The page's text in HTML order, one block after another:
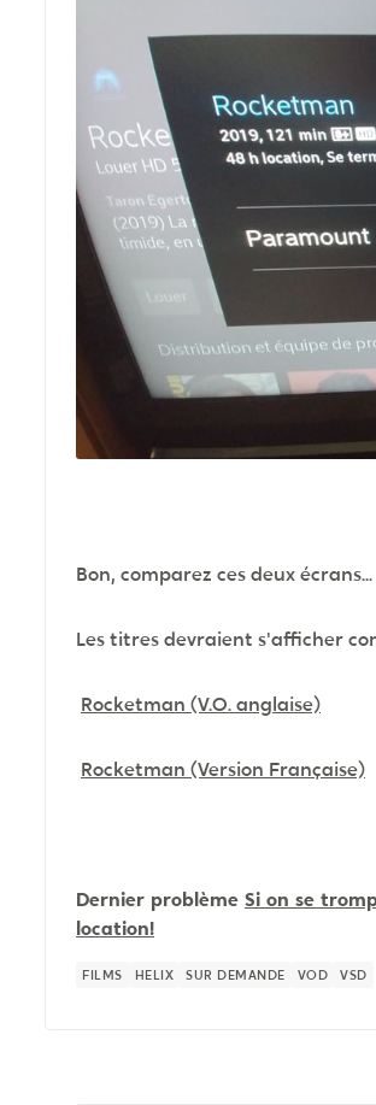
Bon, comparez ces deux
Les titres devraient s'afficher
Rocketman (V.O. anglaise)
Rocketman (Version Française)
Dernier problème Si on se
location!
FILMS HELIX SUR DEMANDE VOD VSD